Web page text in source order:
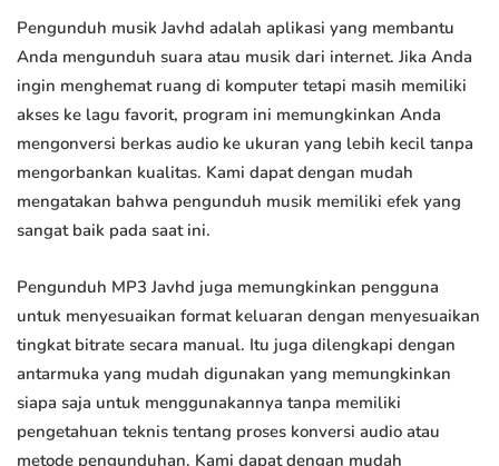
Pengunduh musik Javhd adalah aplikasi yang membantu
Anda mengunduh suara atau musik dari internet. Jika Anda
ingin menghemat ruang di komputer tetapi masih memiliki
akses ke lagu favorit, program ini memungkinkan Anda
mengonversi berkas audio ke ukuran yang lebih kecil tanpa
mengorbankan kualitas. Kami dapat dengan mudah
mengatakan bahwa pengunduh musik memiliki efek yang
sangat baik pada saat ini.
Pengunduh MP3 Javhd juga memungkinkan pengguna
untuk menyesuaikan format keluaran dengan menyesuaikan
tingkat bitrate secara manual. Itu juga dilengkapi dengan
antarmuka yang mudah digunakan yang memungkinkan
siapa saja untuk menggunakannya tanpa memiliki
pengetahuan teknis tentang proses konversi audio atau
metode pengunduhan. Kami dapat dengan mudah